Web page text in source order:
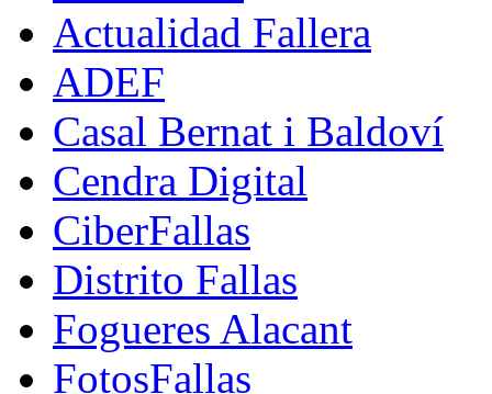
Actualidad Fallera
ADEF
Casal Bernat i Baldoví
Cendra Digital
CiberFallas
Distrito Fallas
Fogueres Alacant
FotosFallas